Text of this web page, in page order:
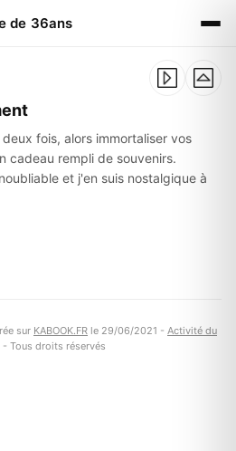
de 36ans
fois, alors immortaliser vos
cadeau rempli de souvenirs.
et j'en suis nostalgique à
sur KABOOK.FR le 29/06/2021 - Activité du
- Tous droits réservés